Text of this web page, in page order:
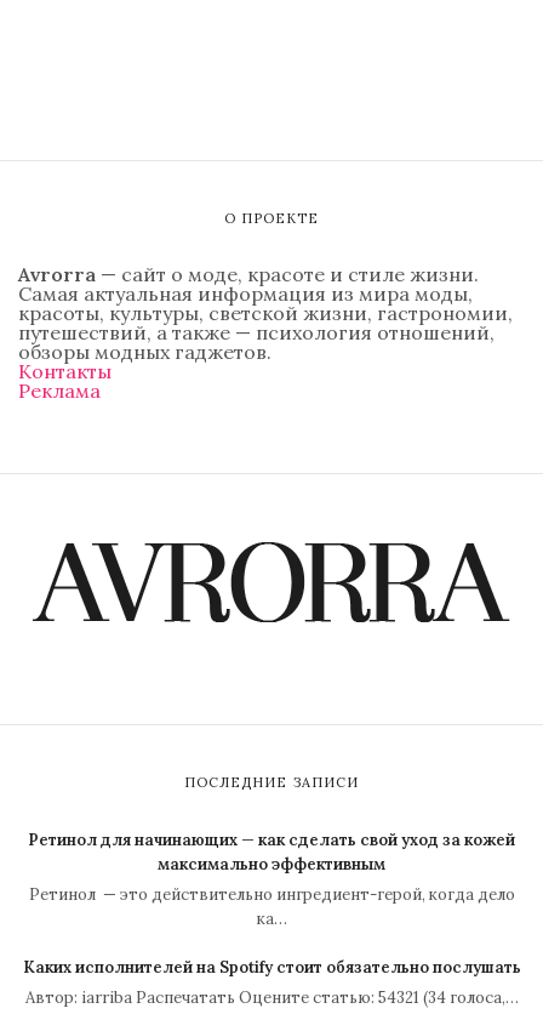
О ПРОЕКТЕ
Avrorra — сайт о моде, красоте и стиле жизни.
Самая актуальная информация из мира моды,
красоты, культуры, светской жизни, гастрономии,
путешествий, а также — психология отношений,
обзоры модных гаджетов.
Контакты
Реклама
ПОСЛЕДНИЕ ЗАПИСИ
Ретинол для начинающих — как сделать свой уход за кожей
максимально эффективным
Ретинол — это действительно ингредиент-герой, когда дело
ка…
Каких исполнителей на Spotify стоит обязательно послушать
Автор: iarriba Распечатать Оцените статью: 54321 (34 голоса,…